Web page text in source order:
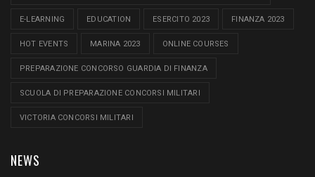
E-LEARNING EDUCATION ESERCITO 2023 FINANZA 2023
HOT EVENTS MARINA 2023 ONLINE COURSES
PREPARAZIONE CONCORSO GUARDIA DI FINANZA
SCUOLA DI PREPARAZIONE CONCORSI MILITARI
VICTORIA CONCORSI MILITARI
NEWS